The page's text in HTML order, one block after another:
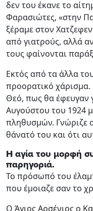
δεν του έκανε το
Φαρασιώτες, «στην
ξέραμε στον
από γιατρούς, αλλά
τους φαίνονται
Εκτός από τα άλλα
προορατικό
Θεό, πως θα έφευγαν
Αυγούστου του 1924
πληθυσμών. Γνώριζε
θάνατό του και ότι
Η αγία του μορφή
παρηγοριά.
Το πρόσωπό του
που έμοιαζε σαν το
Ο Άγιος Αρσένιος ο